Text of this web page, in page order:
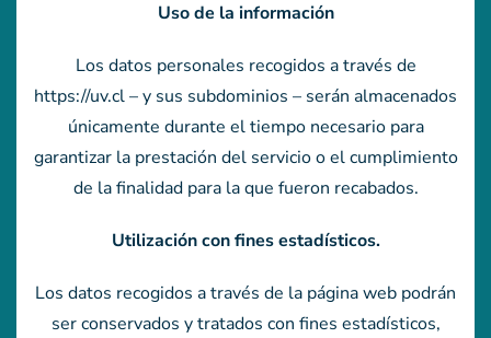
Uso de la información
Los datos personales recogidos a través de
https://uv.cl – y sus subdominios – serán almacenados
únicamente durante el tiempo necesario para
garantizar la prestación del servicio o el cumplimiento
de la finalidad para la que fueron recabados.
Utilización con fines estadísticos.
Los datos recogidos a través de la página web podrán
ser conservados y tratados con fines estadísticos,